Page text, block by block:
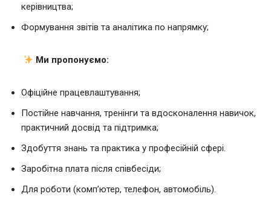
керівництва;
Формування звітів та аналітика по напрямку;
Ми пропонуємо:
Офіційне працевлаштування;
Постійне навчання, тренінги та вдосконалення навичок,
практичний досвід та підтримка;
Здобуття знань та практика у професійній сфері.
Заробітна плата після співбесіди;
Для роботи (комп’ютер, телефон, автомобіль).